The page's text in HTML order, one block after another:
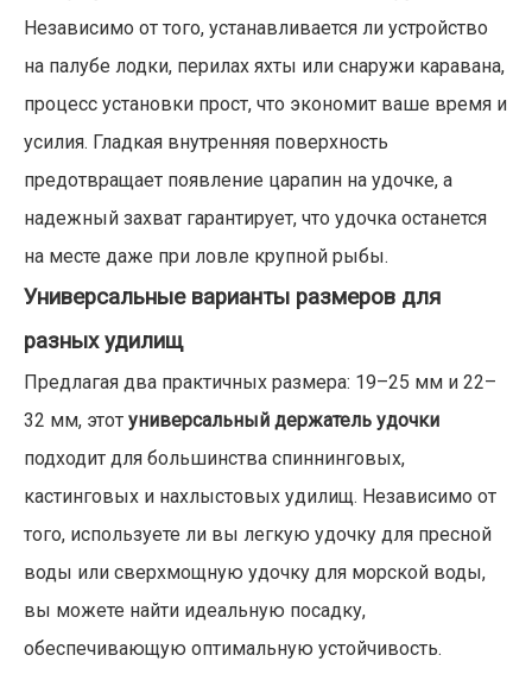
Независимо от того, устанавливается ли устройство
на палубе лодки, перилах яхты или снаружи каравана,
процесс установки прост, что экономит ваше время и
усилия. Гладкая внутренняя поверхность
предотвращает появление царапин на удочке, а
надежный захват гарантирует, что удочка останется
на месте даже при ловле крупной рыбы.
Универсальные варианты размеров для
разных удилищ
Предлагая два практичных размера: 19–25 мм и 22–
32 мм, этот универсальный держатель удочки
подходит для большинства спиннинговых,
кастинговых и нахлыстовых удилищ. Независимо от
того, используете ли вы легкую удочку для пресной
воды или сверхмощную удочку для морской воды,
вы можете найти идеальную посадку,
обеспечивающую оптимальную устойчивость.